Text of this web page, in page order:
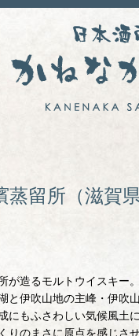
蒸留所（滋賀
造るモルトウイスキー。
と伊吹山地の主峰・伊吹
もふさわしい気候風土
りのまさに原点を感じさ